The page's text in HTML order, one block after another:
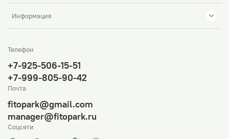
Информация
Телефон
+7-925-506-15-51
+7-999-805-90-42
Почта
fitopark@gmail.com
manager@fitopark.ru
Соцсети